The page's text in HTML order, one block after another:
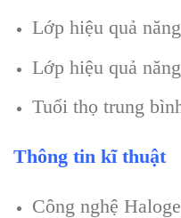
Lớp hiệu quả
Lớp hiệu quả
Tuổi thọ trung
Thông tin kĩ thuật
Công nghệ